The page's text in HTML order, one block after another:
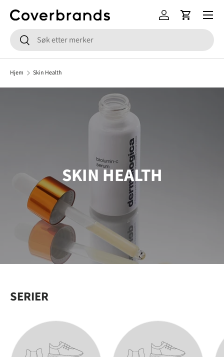
HOPP TIL INNHOLD
Søk
Søk
Logg innHandlekurv
Meny
Hjem Skin Health
SKIN HEALTH
SERIER